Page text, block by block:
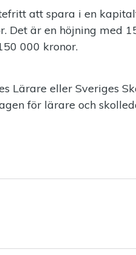
att spara i en
Det är en höjning med
000 kronor.
Lärare eller Sveriges
för lärare och